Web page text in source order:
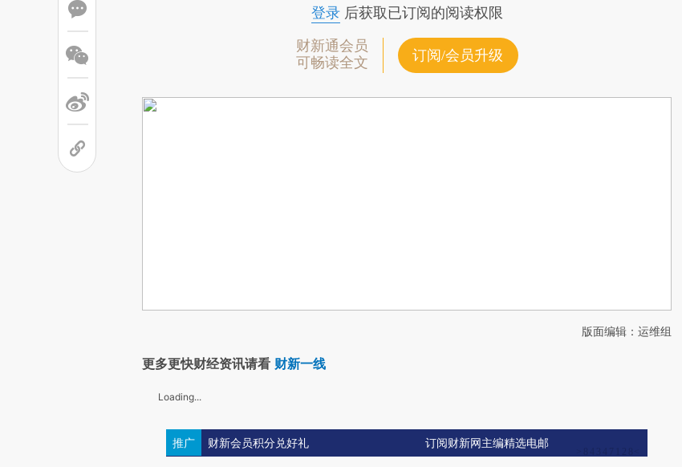
登录后获取已订阅的阅读权限
财新通会员
可畅读全文
订阅/会员升级
版面编辑：运维组
更多更快财经资讯请看 财新一线
Loading...
推广 财新会员积分兑好礼 订阅财新网主编精选电邮